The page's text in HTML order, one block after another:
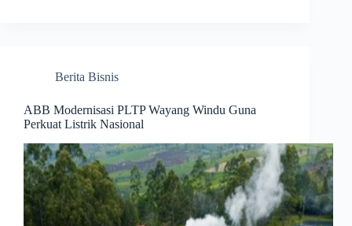
Berita Bisnis
ABB Modernisasi PLTP Wayang Windu Guna
Perkuat Listrik Nasional